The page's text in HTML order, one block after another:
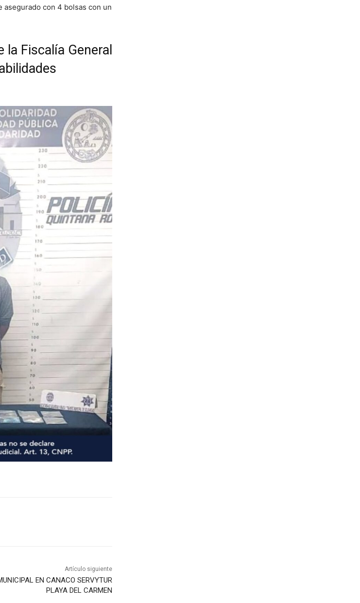
asegurado con 4 bolsas con un
Fiscalía General
Artículo siguiente
EN CANACO SERVYTUR
PLAYA DEL CARMEN